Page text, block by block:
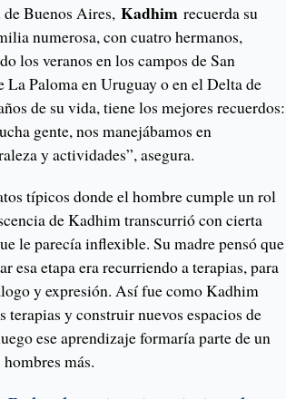
de Buenos Aires,Kadhimrecuerda su
numerosa, con cuatro hermanos,
los veranos en los campos de San
La Paloma en Uruguay o en el Delta de
de su vida, tiene los mejores recuerdos:
gente, nos manejábamos en
y actividades”, asegura.
típicos donde el hombre cumple un rol
de Kadhim transcurrió con cierta
le parecía inflexible. Su madre pensó que
esa etapa era recurriendo a terapias, para
y expresión. Así fue como Kadhim
terapias y construir nuevos espacios de
ese aprendizaje formaría parte de un
más.